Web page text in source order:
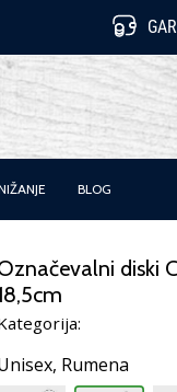
BLOG
diski
Rumena